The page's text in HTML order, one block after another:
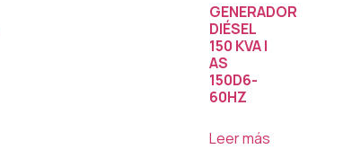
GENERADOR
DIÉSEL
150 KVA |
AS
150D6-
60HZ
Leer más